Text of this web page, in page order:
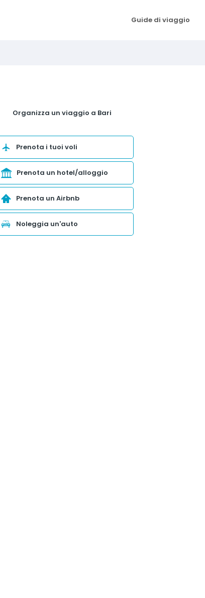
Guide di viaggio
Organizza un viaggio a Bari
Prenota i tuoi voli
Prenota un hotel/alloggio
Prenota un Airbnb
Noleggia un'auto